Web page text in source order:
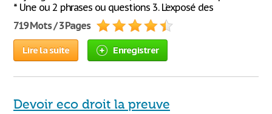
* Une ou 2 phrases ou questions 3. L’exposé des
719 Mots / 3 Pages
Lire la suite Enregistrer
Devoir eco droit la preuve